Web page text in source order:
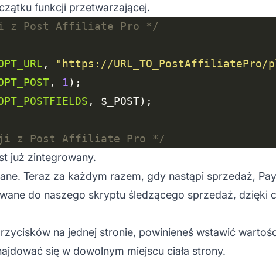
funkcji przetwarzającej.
z Post Affiliate Pro */
, "https://URL_TO_PostAffiliatePro/
, 1
z Post Affiliate Pro */
już zintegrowany.
Teraz za każdym razem, gdy nastąpi sprzedaż,
do naszego skryptu śledzącego sprzedaż, dzięki
na jednej stronie, powinieneś wstawić
się w dowolnym miejscu ciała strony.